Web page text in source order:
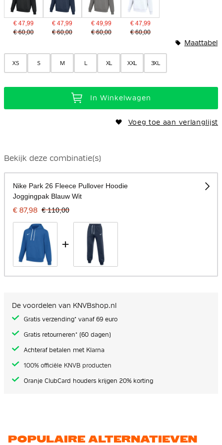
€ 47,99
€ 60,00
€ 47,99
€ 60,00
€ 49,99
€ 60,00
€ 47,99
€ 60,00
XS S M L XL XXL 3XL
Maattabel
In Winkelwagen
Voeg toe aan verlanglijst
Bekijk deze combinatie(s)
Nike Park 26 Fleece Pullover Hoodie
Joggingpak Blauw Wit
€ 87,98 € 110,00
+
De voordelen van KNVBshop.nl
Gratis verzending* vanaf 69 euro
Gratis retourneren* (60 dagen)
Achteraf betalen met Klarna
100% officiële KNVB producten
Oranje ClubCard houders krijgen 20% korting
POPULAIRE ALTERNATIEVEN